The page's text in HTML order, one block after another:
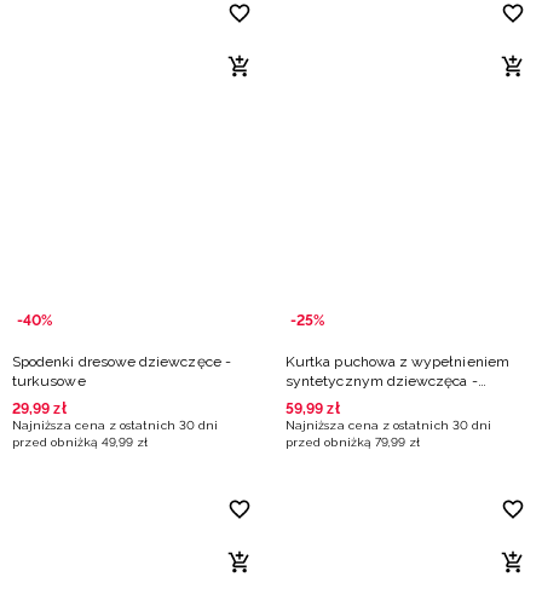
-40%
Spodenki dresowe dziewczęce -
turkusowe
29,99 zł
Najniższa cena z ostatnich 30 dni
przed obniżką 49,99 zł
-25%
Kurtka puchowa z wypełnieniem
syntetycznym dziewczęca -
miętowa
59,99 zł
Najniższa cena z ostatnich 30 dni
przed obniżką 79,99 zł